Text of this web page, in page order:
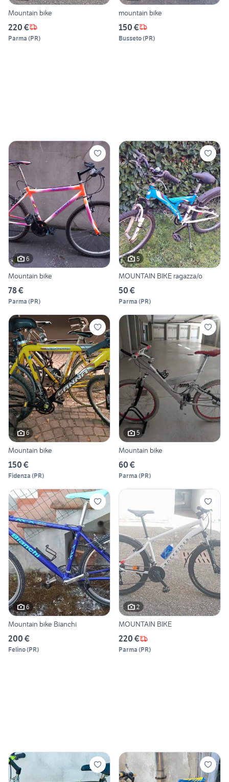
Mountain bike
220 €
Parma (PR)
mountain bike
150 €
Busseto(PR)
6
Mountain bike
78 €
Parma (PR)
5
MOUNTAIN BIKE ragazza/o
50 €
Parma (PR)
6
Mountain bike
150 €
Fidenza (PR)
5
Mountain bike
60 €
Parma (PR)
6
Mountain bike Bianchi
200 €
Felino(PR)
2
MOUNTAIN BIKE
220 €
Parma (PR)